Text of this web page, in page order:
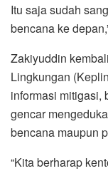
Itu saja sudah
bencana ke
Zakiyuddin
Lingkungan
informasi mitigasi,
gencar
bencana maupun
“Kita berharap